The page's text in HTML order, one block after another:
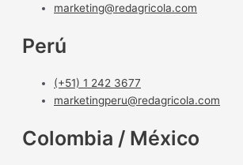
marketing@redagricola.com
Perú
(+51) 1 242 3677
marketingperu@redagricola.com
Colombia / México